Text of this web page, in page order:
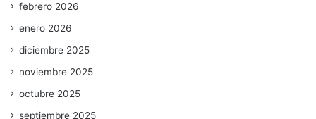
febrero 2026
enero 2026
diciembre 2025
noviembre 2025
octubre 2025
septiembre 2025